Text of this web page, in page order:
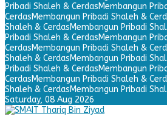
Pribadi Shaleh & CerdasMembangun
CerdasMembangun Pribadi Shaleh &
Shaleh & CerdasMembangun Pribadi
Pribadi Shaleh & CerdasMembangun
CerdasMembangun Pribadi Shaleh &
Shaleh & CerdasMembangun Pribadi
Pribadi Shaleh & CerdasMembangun
CerdasMembangun Pribadi Shaleh &
Shaleh & CerdasMembangun Pribadi
Saturday, 08 Aug 2026